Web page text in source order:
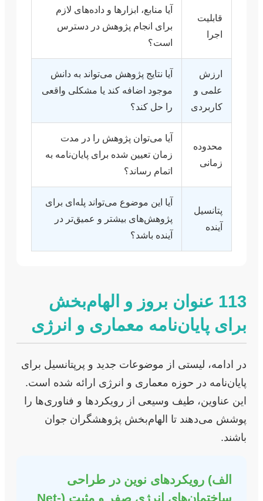
قابلیت
اجرا
آیا منابع، ابزارها و داده‌های لازم
برای انجام پژوهش در دسترس
است؟
ارزش
علمی و
کاربردی
آیا نتایج پژوهش می‌تواند به دانش
موجود اضافه کند یا مشکلی واقعی
را حل کند؟
محدوده
زمانی
آیا می‌توان پژوهش را در مدت
زمان تعیین شده برای پایان‌نامه به
اتمام رساند؟
پتانسیل
آینده
آیا این موضوع می‌تواند پله‌ای برای
پژوهش‌های بیشتر و عمیق‌تر در
آینده باشد؟
113 عنوان بروز و الهام‌بخش
برای پایان‌نامه معماری و انرژی
در ادامه، لیستی از موضوعات جدید و پرپتانسیل برای
پایان‌نامه در حوزه معماری و انرژی ارائه شده است.
این عناوین، طیف وسیعی از رویکردها و فناوری‌ها را
پوشش می‌دهند تا الهام‌بخش پژوهشگران جوان
باشند.
الف) رویکردهای نوین در طراحی
ساختمان‌های انرژی صفر و مثبت (Net-